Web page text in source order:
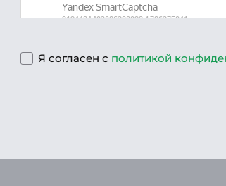
Я согласен с политикой